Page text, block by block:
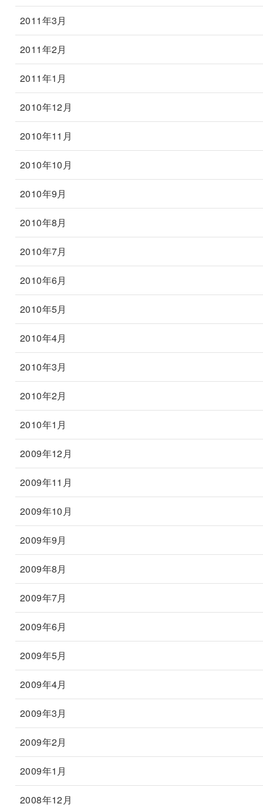
2011年3月
2011年2月
2011年1月
2010年12月
2010年11月
2010年10月
2010年9月
2010年8月
2010年7月
2010年6月
2010年5月
2010年4月
2010年3月
2010年2月
2010年1月
2009年12月
2009年11月
2009年10月
2009年9月
2009年8月
2009年7月
2009年6月
2009年5月
2009年4月
2009年3月
2009年2月
2009年1月
2008年12月